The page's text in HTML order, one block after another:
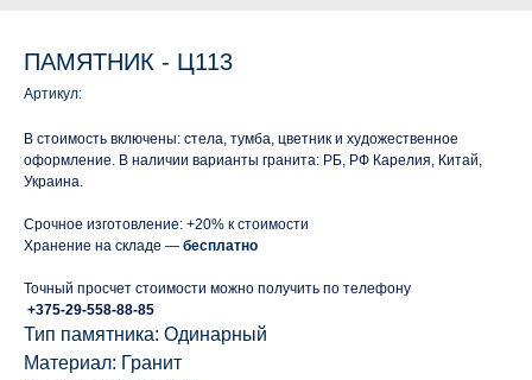
ПАМЯТНИК - Ц113
Артикул:
В стоимость включены: стела, тумба, цветник и художественное
оформление. В наличии варианты гранита: РБ, РФ Карелия, Китай,
Украина.
Срочное изготовление: +20% к стоимости
Хранение на складе — бесплатно
Точный просчет стоимости можно получить по телефону
+375-29-558-88-85
Тип памятника: Одинарный
Материал: Гранит